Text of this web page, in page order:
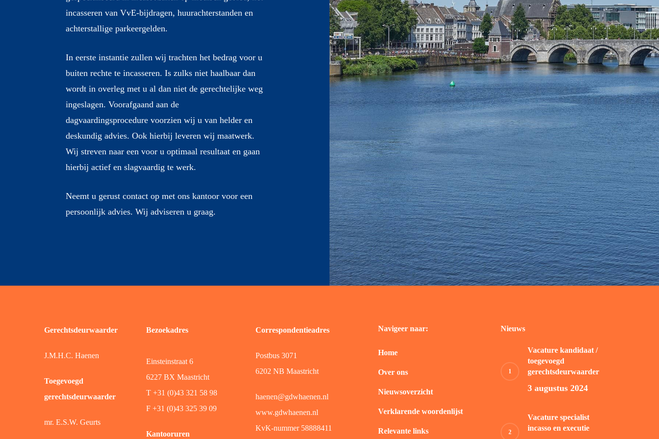
incasseren van VvE-bijdragen, huurachterstanden en
achterstallige parkeergelden.
In eerste instantie zullen wij trachten het bedrag voor u
buiten rechte te incasseren. Is zulks niet haalbaar dan
wordt in overleg met u al dan niet de gerechtelijke weg
ingeslagen. Voorafgaand aan de
dagvaardingsprocedure voorzien wij u van helder en
deskundig advies. Ook hierbij leveren wij maatwerk.
Wij streven naar een voor u optimaal resultaat en gaan
hierbij actief en slagvaardig te werk.
Neemt u gerust contact op met ons kantoor voor een
persoonlijk advies. Wij adviseren u graag.
Gerechtsdeurwaarder
J.M.H.C. Haenen
Toegevoegd
gerechtsdeurwaarder
mr. E.S.W. Geurts
Bezoekadres
Einsteinstraat 6
6227 BX Maastricht
T +31 (0)43 321 58 98
F +31 (0)43 325 39 09
Kantooruren
Correspondentieadres
Postbus 3071
6202 NB Maastricht
haenen@gdwhaenen.nl
www.gdwhaenen.nl
KvK-nummer 58888411
Navigeer naar:
Home
Over ons
Nieuwsoverzicht
Verklarende woordenlijst
Relevante links
Nieuws
Vacature kandidaat /
toegevoegd
gerechtsdeurwaarder
3 augustus 2024
Vacature specialist
incasso en executie